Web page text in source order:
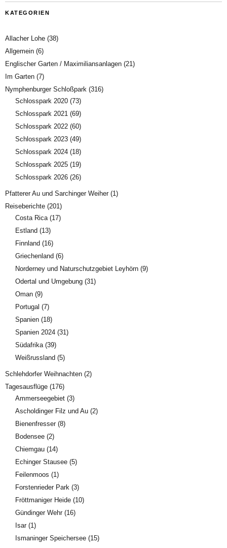
KATEGORIEN
Allacher Lohe (38)
Allgemein (6)
Englischer Garten / Maximiliansanlagen (21)
Im Garten (7)
Nymphenburger Schloßpark (316)
Schlosspark 2020 (73)
Schlosspark 2021 (69)
Schlosspark 2022 (60)
Schlosspark 2023 (49)
Schlosspark 2024 (18)
Schlosspark 2025 (19)
Schlosspark 2026 (26)
Pfatterer Au und Sarchinger Weiher(1)
Reiseberichte (201)
Costa Rica (17)
Estland (13)
Finnland (16)
Griechenland (6)
Norderney und Naturschutzgebiet Leyhörn (9)
Odertal und Umgebung (31)
Oman (9)
Portugal (7)
Spanien (18)
Spanien 2024 (31)
Südafrika (39)
Weißrussland (5)
Schlehdorfer Weihnachten (2)
Tagesausflüge (176)
Ammerseegebiet (3)
Ascholdinger Filz und Au (2)
Bienenfresser(8)
Bodensee (2)
Chiemgau (14)
Echinger Stausee (5)
Feilenmoos (1)
Forstenrieder Park (3)
Fröttmaniger Heide (10)
Gündinger Wehr(16)
Isar(1)
Ismaninger Speichersee (15)